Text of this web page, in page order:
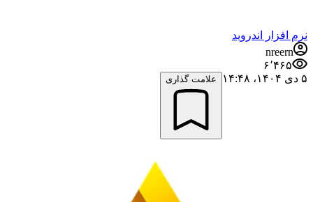
نرم افزار اندروید
nreern
۶٬۴۶۵
۵ دی ۱۴۰۴،‏ ۱۴:۴۸
علامت گذاری